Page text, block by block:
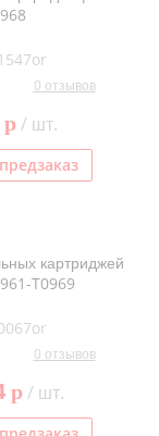
0 отзывов
p/ шт.
картриджей
T0969
0 отзывов
p/ шт.